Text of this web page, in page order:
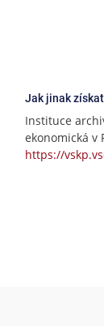
Jak jinak
Instituce
ekonomická v
https://